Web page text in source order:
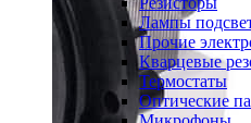
Лампы
Прочие
Кварцевые
Термостаты
Оптические